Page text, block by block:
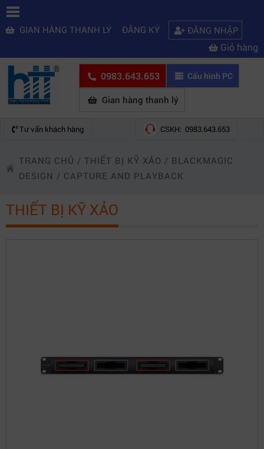
GIAN HÀNG THANH LÝ ĐĂNG KÝ ĐĂNG NHẬP
Giỏ hàng
0983.643.653 Cấu hình PC
Gian hàng thanh lý
Tư vấn khách hàng CSKH: 0983.643.653
TRANG CHỦ / THIẾT BỊ KỸ XẢO / BLACKMAGIC
DESIGN / CAPTURE AND PLAYBACK
THIẾT BỊ KỸ XẢO